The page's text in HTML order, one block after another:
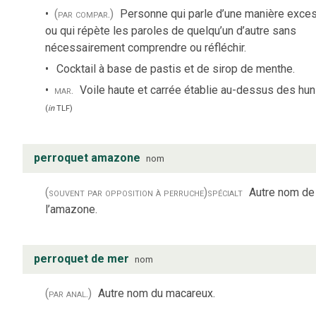
(par compar.) Personne qui parle d’une manière
ou qui répète les paroles de quelqu’un d’autre sans
nécessairement comprendre ou réfléchir.
Cocktail à base de pastis et de sirop de menthe.
mar. Voile haute et carrée établie au-dessus des
(inTLF)
perroquet amazone nom
(souvent par opposition à perruche)spécialt Autre nom de
l’amazone.
perroquet de mer nom
(par anal.) Autre nom du macareux.